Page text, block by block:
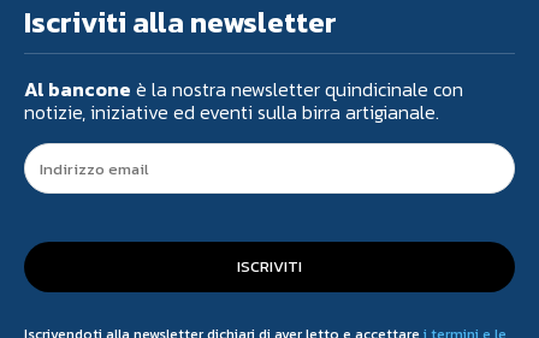
Iscriviti alla newsletter
Al bancone è la nostra newsletter quindicinale con
notizie, iniziative ed eventi sulla birra artigianale.
ISCRIVITI